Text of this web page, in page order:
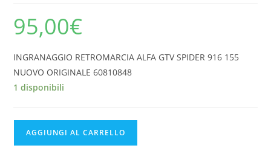
95,00€
INGRANAGGIO RETROMARCIA ALFA GTV SPIDER 916 155
NUOVO ORIGINALE 60810848
1 disponibili
AGGIUNGI AL CARRELLO